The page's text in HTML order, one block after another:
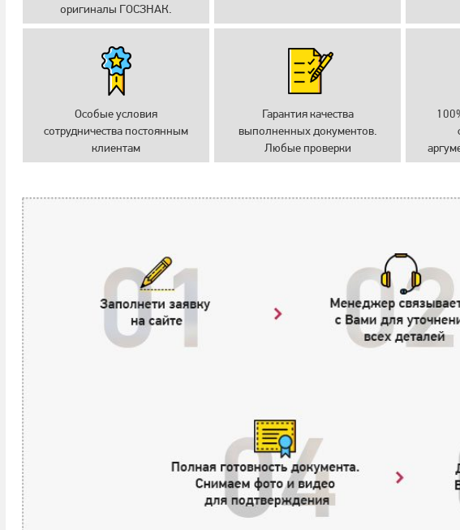
оригиналы ГОСЗНАК.
Особые условия
сотрудничества постоянным
клиентам
Гарантия качества
выполненных документов.
Любые проверки